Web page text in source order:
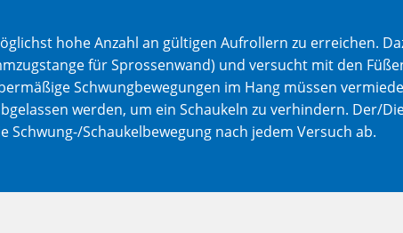
hohe Anzahl an gültigen Aufrollern zu erreichen.
für Sprossenwand) und versucht mit den
Schwungbewegungen im Hang müssen
werden, um ein Schaukeln zu verhindern. Der/
Schwung-/Schaukelbewegung nach jedem Versuch ab.